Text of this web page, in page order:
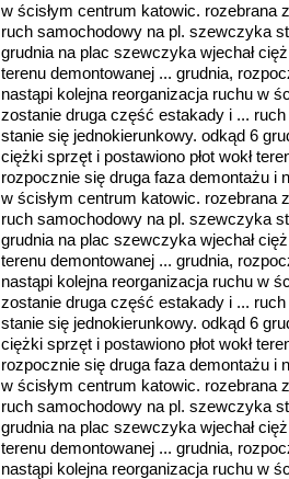
w ścisłym centrum katowic. rozebrana
ruch samochodowy na pl. szewczyka
grudnia na plac szewczyka wjechał
terenu demontowanej ... grudnia,
nastąpi kolejna reorganizacja ruchu w
zostanie druga część estakady i ...
stanie się jednokierunkowy. odkąd 6
ciężki sprzęt i postawiono płot wokł
rozpocznie się druga faza demontażu i
w ścisłym centrum katowic. rozebrana
ruch samochodowy na pl. szewczyka
grudnia na plac szewczyka wjechał
terenu demontowanej ... grudnia,
nastąpi kolejna reorganizacja ruchu w
zostanie druga część estakady i ...
stanie się jednokierunkowy. odkąd 6
ciężki sprzęt i postawiono płot wokł
rozpocznie się druga faza demontażu i
w ścisłym centrum katowic. rozebrana
ruch samochodowy na pl. szewczyka
grudnia na plac szewczyka wjechał
terenu demontowanej ... grudnia,
nastąpi kolejna reorganizacja ruchu w